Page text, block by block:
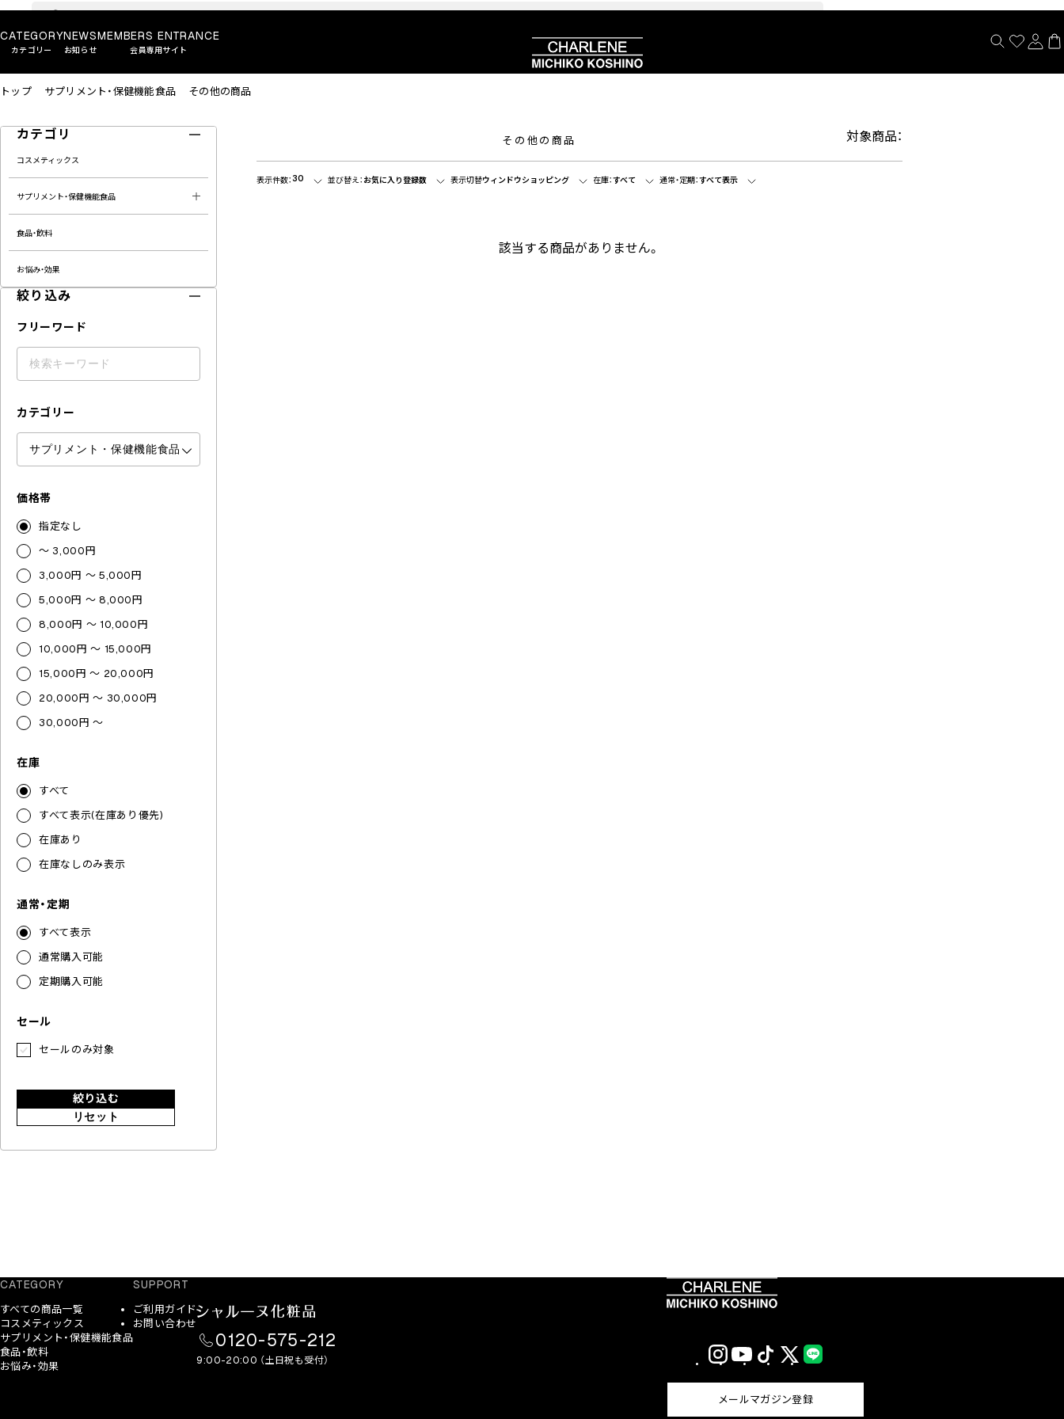
CATEGORY
カテゴリー
NEWS
お知らせ
MEMBERS ENTRANCE
会員専用サイト
トップ サプリメント・保健機能食品 その他の商品
カテゴリ
コスメティックス
サプリメント・保健機能食品
食品・飲料
お悩み・効果
絞り込み
フリーワード
カテゴリー
価格帯
指定なし
～ 3,000円
3,000円 ～ 5,000円
5,000円 ～ 8,000円
8,000円 ～ 10,000円
10,000円 ～ 15,000円
15,000円 ～ 20,000円
20,000円 ～ 30,000円
30,000円 ～
在庫
すべて
すべて表示(在庫あり優先)
在庫あり
在庫なしのみ表示
通常・定期
すべて表示
通常購入可能
定期購入可能
セール
セールのみ対象
絞り込む
リセット
その他の商品 対象商品：
表示件数：30 並び替え： お気に入り登録数 表示切替ウィンドウショッピング 在庫：すべて 通常・定期：すべて表示
該当する商品がありません。
CATEGORY
すべての商品一覧
コスメティックス
サプリメント・保健機能食品
食品・飲料
お悩み・効果
SUPPORT
ご利用ガイド
お問い合わせ
0120-575-212
9:00-20:00 （土日祝も受付）
InstagramYouTubeTikTok X
(Twitter)
メールマガジン登録